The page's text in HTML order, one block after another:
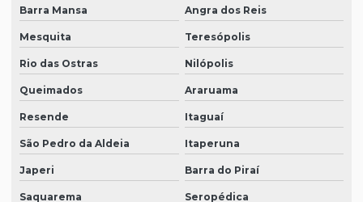
Barra Mansa Angra dos Reis
Mesquita Teresópolis
Rio das Ostras Nilópolis
Queimados Araruama
Resende Itaguaí
São Pedro da Aldeia Itaperuna
Japeri Barra do Piraí
Saquarema Seropédica